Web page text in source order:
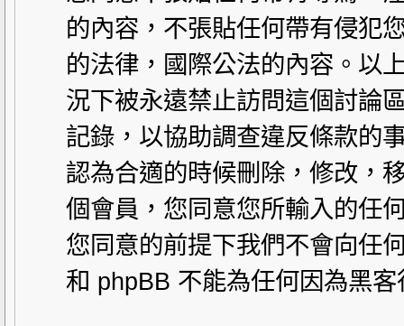
的內容，不張貼任何帶有侵犯
的法律，國際公法的內容。以
況下被永遠禁止訪問這個討論
記錄，以協助調查違反條款的
認為合適的時候刪除，修改，
個會員，您同意您所輸入的任
您同意的前提下我們不會向任
和 phpBB 不能為任何因為黑